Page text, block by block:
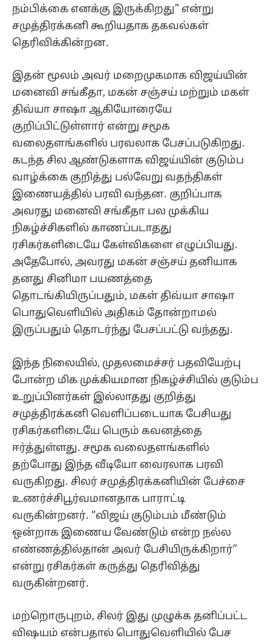
நம்பிக்கை எனக்கு இருக்கிறது” என்று
சமுத்திரக்கனி கூறியதாக தகவல்கள்
தெரிவிக்கின்றன.
இதன் மூலம் அவர் மறைமுகமாக விஜய்யின்
மனைவி சங்கீதா, மகன் சஞ்சய் மற்றும் மகள்
திவ்யா சாஷா ஆகியோரையே
குறிப்பிட்டுள்ளார் என்று சமூக
வலைதளங்களில் பரவலாக பேசப்படுகிறது.
கடந்த சில ஆண்டுகளாக விஜய்யின் குடும்ப
வாழ்க்கை குறித்து பல்வேறு வதந்திகள்
இணையத்தில் பரவி வந்தன. குறிப்பாக
அவரது மனைவி சங்கீதா பல முக்கிய
நிகழ்ச்சிகளில் காணப்படாதது
ரசிகர்களிடையே கேள்விகளை எழுப்பியது.
அதேபோல், அவரது மகன் சஞ்சய் தனியாக
தனது சினிமா பயணத்தை
தொடங்கியிருப்பதும், மகள் திவ்யா சாஷா
பொதுவெளியில் அதிகம் தோன்றாமல்
இருப்பதும் தொடர்ந்து பேசப்பட்டு வந்தது.
இந்த நிலையில், முதலமைச்சர் பதவியேற்பு
போன்ற மிக முக்கியமான நிகழ்ச்சியில் குடும்ப
உறுப்பினர்கள் இல்லாதது குறித்து
சமுத்திரக்கனி வெளிப்படையாக பேசியது
ரசிகர்களிடையே பெரும் கவனத்தை
ஈர்த்துள்ளது. சமூக வலைதளங்களில்
தற்போது இந்த வீடியோ வைரலாக பரவி
வருகிறது. சிலர் சமுத்திரக்கனியின் பேச்சை
உணர்ச்சிபூர்வமானதாக பாராட்டி
வருகின்றனர். “விஜய் குடும்பம் மீண்டும்
ஒன்றாக இணைய வேண்டும் என்ற நல்ல
எண்ணத்தில்தான் அவர் பேசியிருக்கிறார்”
என்று ரசிகர்கள் கருத்து தெரிவித்து
வருகின்றனர்.
மற்றொருபுறம், சிலர் இது முழுக்க தனிப்பட்ட
விஷயம் என்பதால் பொதுவெளியில் பேச